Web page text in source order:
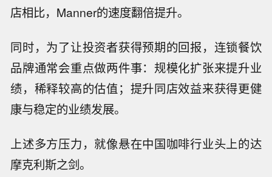
也就是说，员工身上所背负的工作量实际在指数
具体到Manner而言，它的差异化一定程度上在于
坚持使用半自动咖啡机，但也正是因为这一点，
Manner的员工相比瑞幸等用全自动机器的品牌来
而去年以来的Manner已经加快了扩张的步伐，去